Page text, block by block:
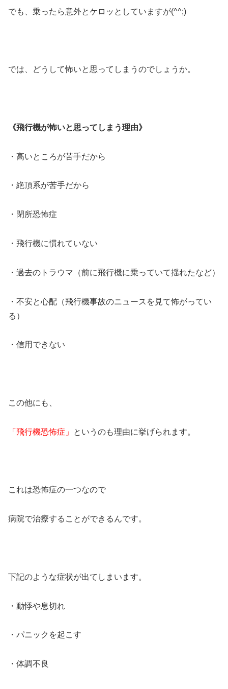
でも、乗ったら意外とケロッとしていますが(^^;)
では、どうして怖いと思ってしまうのでしょうか。
《飛行機が怖いと思ってしまう理由》
・高いところが苦手だから
・絶頂系が苦手だから
・閉所恐怖症
・飛行機に慣れていない
・過去のトラウマ（前に飛行機に乗っていて揺れたなど）
・不安と心配（飛行機事故のニュースを見て怖がってい
る）
・信用できない
この他にも、
「飛行機恐怖症」 というのも理由に挙げられます。
これは恐怖症の一つなので
病院で治療することができるんです。
下記のような症状が出てしまいます。
・動悸や息切れ
・パニックを起こす
・体調不良